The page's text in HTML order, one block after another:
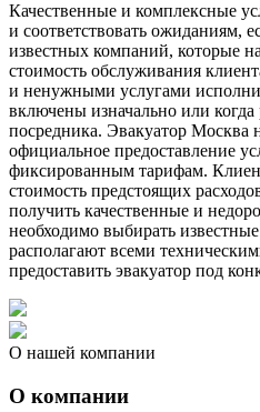
Качественные и комплексные
и соответствовать ожиданиям,
известных компаний, которые
стоимость обслуживания
и ненужными услугами
включены изначально или
посредника. Эвакуатор Москва
официальное предоставление
фиксированным тарифам.
стоимость предстоящих
получить качественные и
необходимо выбирать
располагают всеми
предоставить эвакуатор под
О нашей компании
О компании